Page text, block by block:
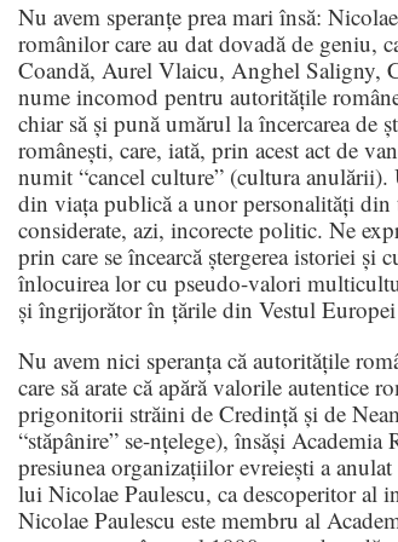
Nu avem speranțe prea mari însă:
românilor care au dat dovadă de geniu,
Coandă, Aurel Vlaicu, Anghel Saligny,
nume incomod pentru autoritățile
chiar să și pună umărul la încercarea de
românești, care, iată, prin acest act de
numit “cancel culture” (cultura anulării).
din viața publică a unor personalități
considerate, azi, incorecte politic. Ne
prin care se încearcă ștergerea istoriei și
înlocuirea lor cu pseudo-valori
și îngrijorător în țările din Vestul
Nu avem nici speranța că autoritățile
care să arate că apără valorile autentice
prigonitorii străini de Credință și de
“stăpânire” se-nțelege), însăși
presiunea organizațiilor evreiești a
lui Nicolae Paulescu, ca descoperitor al
Nicolae Paulescu este membru al